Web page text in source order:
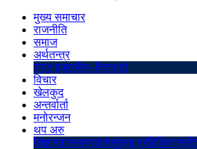
मुख्य समाचार
राजनीति
समाज
अर्थतन्त्र
शेयर बजारबैंक–वित्तअटो
विचार
खेलकुद
अन्तर्वार्ता
मनोरन्जन
थप अरु
शिक्षास्वास्थ्यप्रवाससुचना प्रविधि